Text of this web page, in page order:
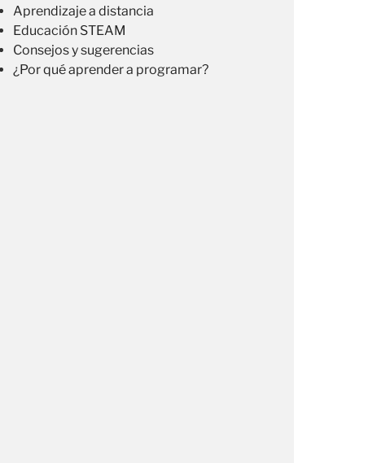
Aprendizaje a distancia
Educación STEAM
Consejos y sugerencias
¿Por qué aprender a programar?